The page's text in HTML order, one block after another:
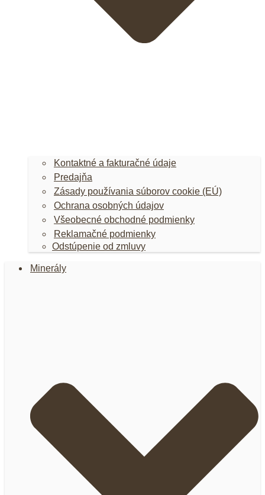
Kontaktné a fakturačné údaje
Predajňa
Zásady používania súborov cookie (EÚ)
Ochrana osobných údajov
Všeobecné obchodné podmienky
Reklamačné podmienky
Odstúpenie od zmluvy
Minerály